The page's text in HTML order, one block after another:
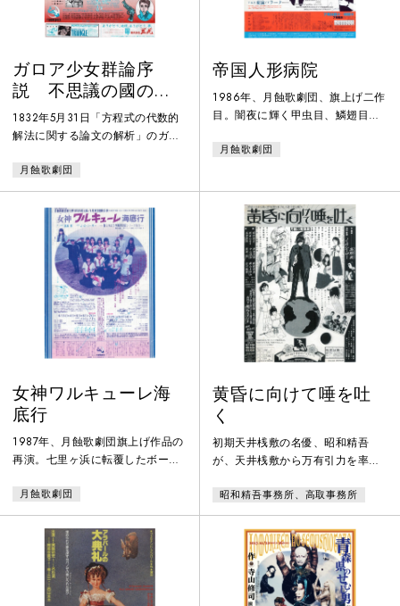
ガロア少女群論序
説 不思議の國のア
リス
1832年5月31日「方程式の代数的
解法に関する論文の解析」のガロ
のことを忘れないでくれたまえ。
ぼくの名が祖国に記憶されるにふ
さわしいような人生を運命は、ぼ
くに与えてくれなかった。ぼく
は、君たちの友として死ぬ〉アリ
ス・リデルがその手紙を受け取っ
た。ルイス・キャロル先生！あた
しは旅に出ます。
月蝕歌劇団
帝国人形病院
1986年、月蝕歌劇団、旗上げ二作
目。闇夜に輝く甲虫目、鱗翅目標
形病院とは何か？帝都を離陸する
動人形 改造人形の祝祭の中「赤い
靴」の旋律とともに女学生の舞踏
会が始まるー。
月蝕歌劇団
女神ワルキューレ海
底行
1987年、月蝕歌劇団旗上げ作品の
再演。七里ヶ浜に転覆したボート
えた？ 血を吐く美少女の正体は何
か？ 戦前の帝都に出現する女神の
目的は？ 因果の小車の渦の中、真
白き富士の嶺♪緑の江の島♪の旋律
にのせてハーメルンの笛吹き伝説
と女子挺身隊が結合する！
月蝕歌劇団
黄昏に向けて唾を吐
く
初期天井桟敷の名優、昭和精吾
が、天井桟敷から万有引力を率い
螂によって上演された高取英の世
界を、我母かほる、高田恵篤、神
宮司修たちとともに繰り拡げる詩
とエロスの幻惑の空間。全ての演
劇ファン必見の夢の企画。
昭和精吾事務所、高取事務所